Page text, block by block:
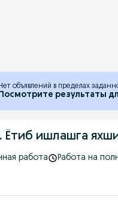
Нет объявлений в пределах
результаты
Ётиб ишлашга
работа Работа на